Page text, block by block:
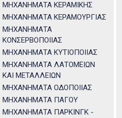
ΜΗΧΑΝΗΜΑΤΑ ΚΕΡΑΜΙΚΗΣ
ΜΗΧΑΝΗΜΑΤΑ ΚΕΡΑΜΟΥΡΓΙΑΣ
ΜΗΧΑΝΗΜΑΤΑ
ΚΟΝΣΕΡΒΟΠΟΙΙΑΣ
ΜΗΧΑΝΗΜΑΤΑ ΚΥΤΙΟΠΟΙΙΑΣ
ΜΗΧΑΝΗΜΑΤΑ ΛΑΤΟΜΕΙΩΝ
ΚΑΙ ΜΕΤΑΛΛΕΙΩΝ
ΜΗΧΑΝΗΜΑΤΑ ΟΔΟΠΟΙΙΑΣ
ΜΗΧΑΝΗΜΑΤΑ ΠΑΓΟΥ
ΜΗΧΑΝΗΜΑΤΑ ΠΑΡΚΙΝΓΚ -